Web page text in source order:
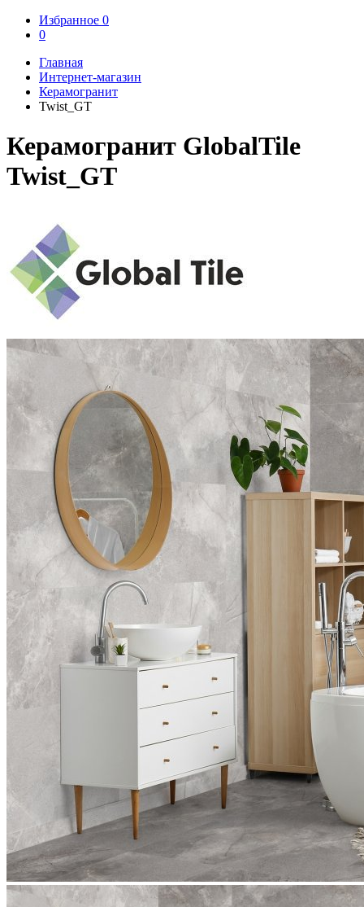
Избранное 0
0
Главная
Интернет-магазин
Керамогранит
Twist_GT
Керамогранит GlobalTile
Twist_GT